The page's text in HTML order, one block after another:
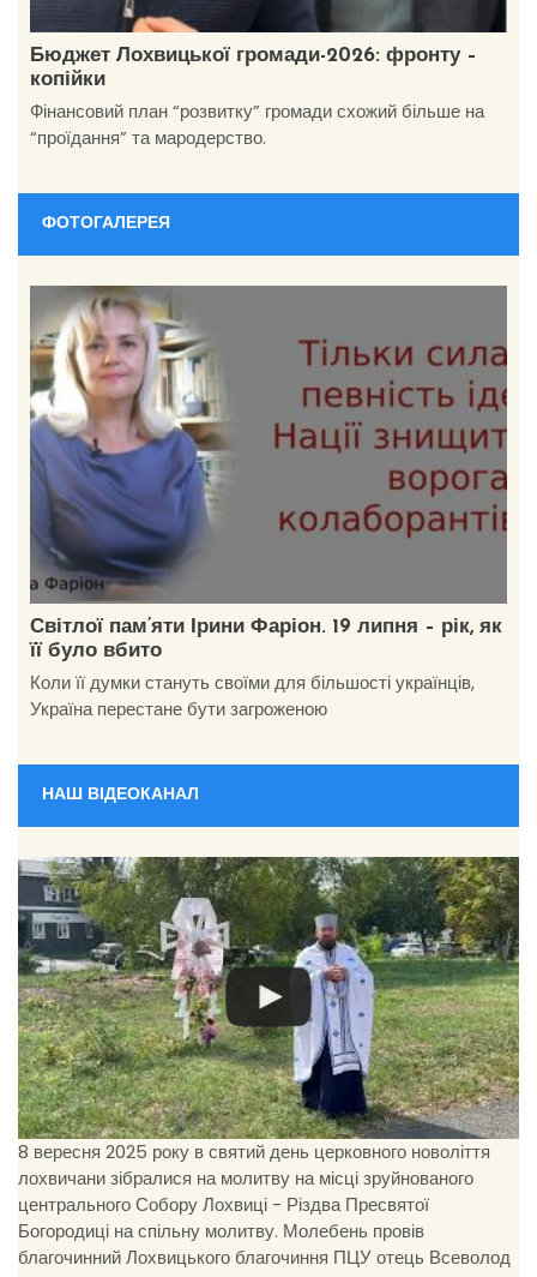
Бюджет Лохвицької громади-2026: фронту –
копійки
Фінансовий план “розвитку” громади схожий більше на
“проїдання” та мародерство.
ФОТОГАЛЕРЕЯ
Світлої пам’яти Ірини Фаріон. 19 липня – рік, як
її було вбито
Коли її думки стануть своїми для більшості українців,
Україна перестане бути загроженою
НАШ ВІДЕОКАНАЛ
8 вересня 2025 року в святий день церковного новоліття
лохвичани зібралися на молитву на місці зруйнованого
центрального Собору Лохвиці - Різдва Пресвятої
Богородиці на спільну молитву. Молебень провів
благочинний Лохвицького благочиння ПЦУ отець Всеволод